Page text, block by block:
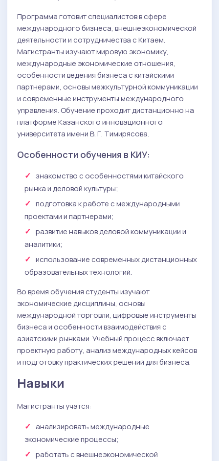
Программа готовит специалистов в сфере
международного бизнеса, внешнеэкономической
деятельности и сотрудничества с Китаем.
Магистранты изучают мировую экономику,
международные экономические отношения,
особенности ведения бизнеса с китайскими
партнерами, основы межкультурной коммуникации
и современные инструменты международного
управления. Обучение проходит дистанционно на
платформе Казанского инновационного
университета имени В. Г. Тимирясова.
Особенности обучения в КИУ:
знакомство с особенностями китайского
рынка и деловой культуры;
подготовка к работе с международными
проектами и партнерами;
развитие навыков деловой коммуникации и
аналитики;
использование современных дистанционных
образовательных технологий.
Во время обучения студенты изучают
экономические дисциплины, основы
международной торговли, цифровые инструменты
бизнеса и особенности взаимодействия с
азиатскими рынками. Учебный процесс включает
проектную работу, анализ международных кейсов
и подготовку практических решений для бизнеса.
Навыки
Магистранты учатся:
анализировать международные
экономические процессы;
работать с внешнеэкономической